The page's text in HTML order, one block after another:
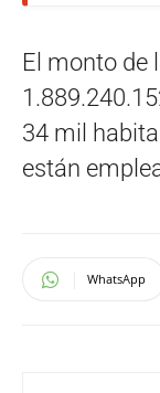
El monto de
34 mil
están
WhatsApp